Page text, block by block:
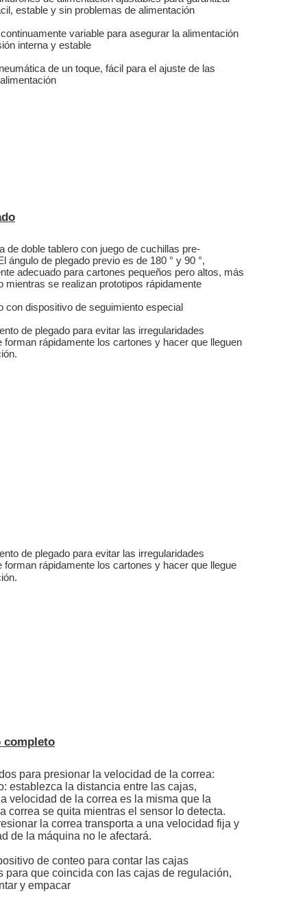
estable y sin problemas de alimentación
variable para asegurar la alimentación
interna y estable
de un toque, fácil para el ajuste de las
de doble tablero con juego de cuchillas pre-
ángulo de plegado previo es de 180 ° y 90 °,
adecuado para cartones pequeños pero altos, más
mientras se realizan prototipos rápidamente
con dispositivo de seguimiento especial
de plegado para evitar las irregularidades
forman rápidamente los cartones y hacer que lleguen
de plegado para evitar las irregularidades
forman rápidamente los cartones y hacer que llegue
completo
para presionar la velocidad de la correa:
establezca la distancia entre las cajas,
velocidad de la correa es la misma que la
correa se quita mientras el sensor lo detecta.
la correa transporta a una velocidad fija y
de la máquina no le afectará.
de conteo para contar las cajas
para que coincida con las cajas de regulación,
y empacar